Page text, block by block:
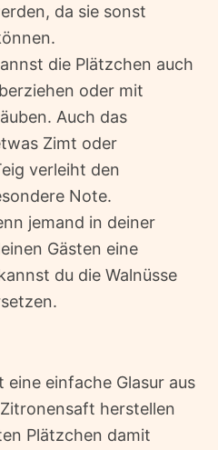
da sie sonst
die Plätzchen auch
oder mit
Auch das
Zimt oder
verleiht den
Note.
jemand in deiner
Gästen eine
du die Walnüsse
eine einfache Glasur aus
herstellen
Plätzchen damit